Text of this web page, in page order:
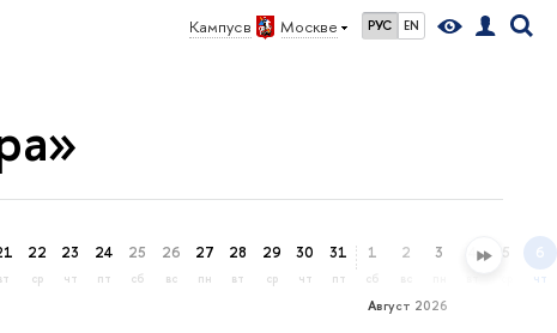
Кампус в Москве РУС EN
22
ср
23
чт
24
пт
25
сб
26
вс
27
пн
28
вт
29
ср
30
чт
31
пт
Август 2026
1
сб
2 3 4 5 6
чт